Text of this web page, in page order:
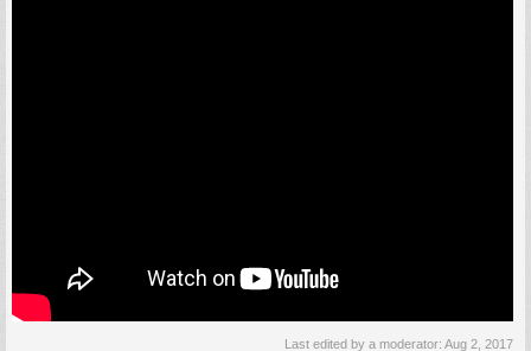
Last edited by a moderator: Aug 2, 2017